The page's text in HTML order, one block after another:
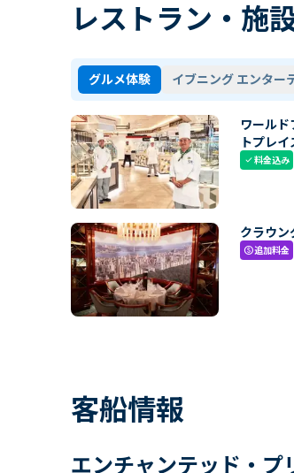
レストラン・施
グルメ体験 イブニング エンター
ワール
トプレイ
check料金込み
クラウン
paid追加料金
客船情報
エンチャンテッド・プ